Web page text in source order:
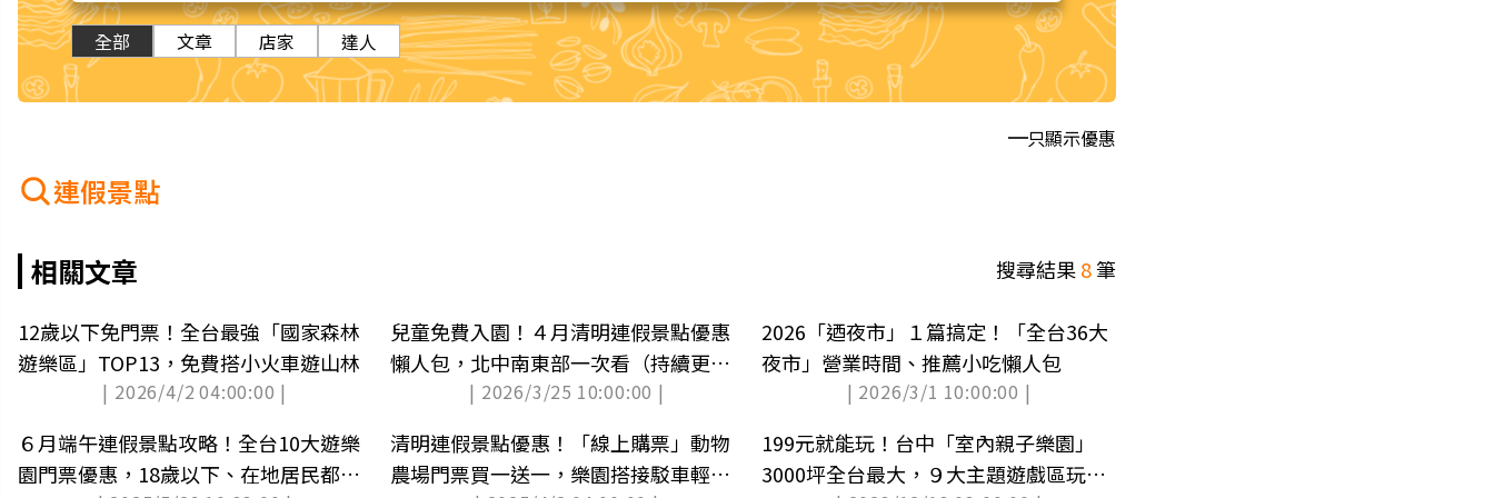
全部 文章 店家 達人
只顯示優惠
連假景點
相關文章 搜尋結果8筆
12歲以下免門票！全台最強「國家森林
遊樂區」TOP13，免費搭小火車遊山林
| 2026/4/2 04:00:00 |
兒童免費入園！４月清明連假景點優惠
懶人包，北中南東部一次看（持續更
| 2026/3/25 10:00:00 |
2026「迺夜市」１篇搞定！「全台36大
夜市」營業時間、推薦小吃懶人包
| 2026/3/1 10:00:00 |
６月端午連假景點攻略！全台10大遊樂
園門票優惠，18歲以下、在地居民都免
清明連假景點優惠！「線上購票」動物
農場門票買一送一，樂園搭接駁車輕鬆
199元就能玩！台中「室內親子樂園」
3000坪全台最大，９大主題遊戲區玩到